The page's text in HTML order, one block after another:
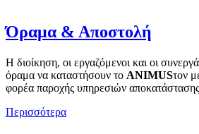
Όραμα & Αποστολή
Η διοίκηση, οι εργαζόμενοι και οι
όραμα να καταστήσουν το ANIMUSτον
φορέα παροχής υπηρεσιών
Περισσότερα